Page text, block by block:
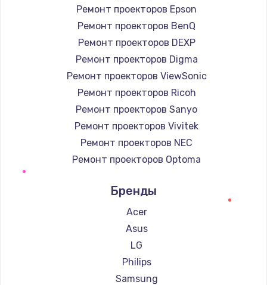
Ремонт проекторов Epson
Ремонт проекторов BenQ
Ремонт проекторов DEXP
Ремонт проекторов Digma
Ремонт проекторов ViewSonic
Ремонт проекторов Ricoh
Ремонт проекторов Sanyo
Ремонт проекторов Vivitek
Ремонт проекторов NEC
Ремонт проекторов Optoma
Ремонт проекторов Barco
Ремонт проекторов Xgimi
Ремонт проекторов Canon
Ремонт проекторов JVC
Ремонт проекторов Casio
Ремонт проекторов Hiper
Бренды
Acer
Asus
LG
Philips
Samsung